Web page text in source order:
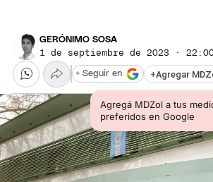
GERÓNIMO SOSA
1 de septiembre de 2023 ·
+Agregar
Agregá MDZol a tus
preferidos en Google
+ Seguir en